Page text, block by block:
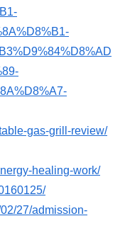
gas-grill-review/
healing-work/
27/admission-